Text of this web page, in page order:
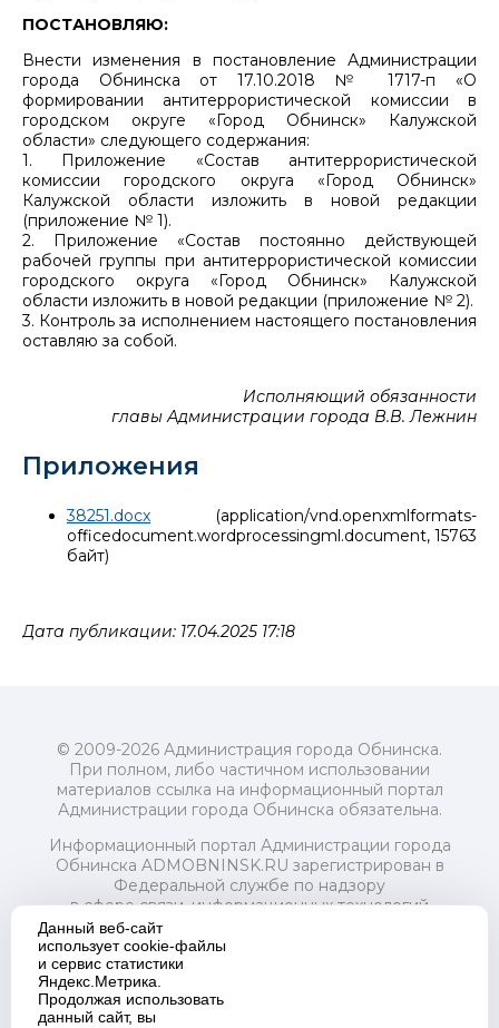
ПОСТАНОВЛЯЮ:
Внести изменения в постановление Администрации
города Обнинска от 17.10.2018 № 1717-п «О
формировании антитеррористической комиссии в
городском округе «Город Обнинск» Калужской
области» следующего содержания:
1. Приложение «Состав антитеррористической
комиссии городского округа «Город Обнинск»
Калужской области изложить в новой редакции
(приложение № 1).
2. Приложение «Состав постоянно действующей
рабочей группы при антитеррористической комиссии
городского округа «Город Обнинск» Калужской
области изложить в новой редакции (приложение № 2).
3. Контроль за исполнением настоящего постановления
оставляю за собой.
Исполняющий обязанности
главы Администрации города В.В. Лежнин
Приложения
38251.docx (application/vnd.openxmlformats-
officedocument.wordprocessingml.document, 15763
байт)
Дата публикации: 17.04.2025 17:18
© 2009-2026 Администрация города Обнинска.
При полном, либо частичном использовании
материалов ссылка на информационный портал
Администрации города Обнинска обязательна.
Информационный портал Администрации города
Обнинска ADMOBNINSK.RU зарегистрирован в
Федеральной службе по надзору
в сфере связи, информационных технологий
и массовых коммуникаций (Роскомнадзор) 24 июля
2018 года.
Свидетельство о регистрации Эл № ФС77-73321
Учредитель: Администрация (исполнительно-
распорядительный орган) городского округа "Город
Данный веб-сайт
использует cookie-файлы
и сервис статистики
Яндекс.Метрика.
Продолжая использовать
данный сайт, вы